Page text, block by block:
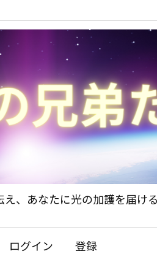
、あなたに光の加護を届け
ログイン 登録